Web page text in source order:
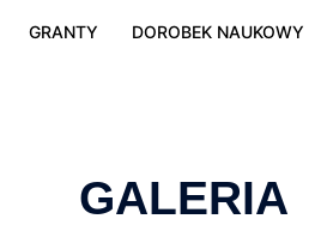
GRANTY DOROBEK NAUKOWY
GALERIA